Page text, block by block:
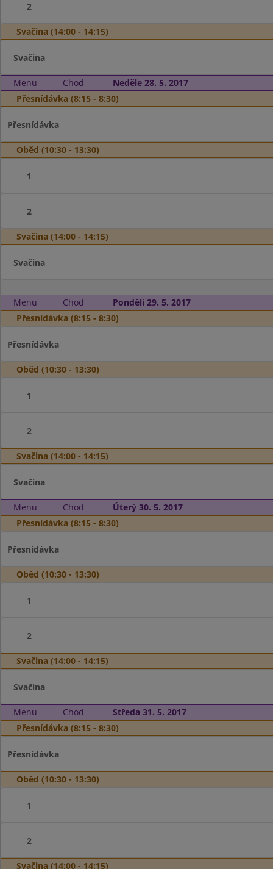
2
Svačina (14:00 - 14:15)
Svačina
Menu Chod
Neděle 28. 5. 2017
Přesnídávka (8:15 - 8:30)
Přesnídávka
Oběd (10:30 - 13:30)
1
2
Svačina (14:00 - 14:15)
Svačina
Menu Chod
Pondělí 29. 5. 2017
Přesnídávka (8:15 - 8:30)
Přesnídávka
Oběd (10:30 - 13:30)
1
2
Svačina (14:00 - 14:15)
Svačina
Menu Chod
Úterý 30. 5. 2017
Přesnídávka (8:15 - 8:30)
Přesnídávka
Oběd (10:30 - 13:30)
1
2
Svačina (14:00 - 14:15)
Svačina
Menu Chod
Středa 31. 5. 2017
Přesnídávka (8:15 - 8:30)
Přesnídávka
Oběd (10:30 - 13:30)
1
2
Svačina (14:00 - 14:15)